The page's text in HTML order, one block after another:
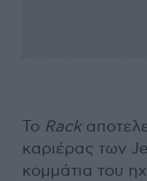
Το Rack
καριέρας των
κομμάτια του